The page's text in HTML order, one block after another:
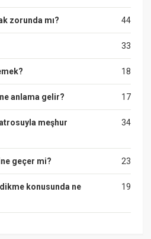
44
zorunda mı?
33
18
17
ne anlama gelir?
34
meşhur
23
geçer mi?
19
konusunda ne